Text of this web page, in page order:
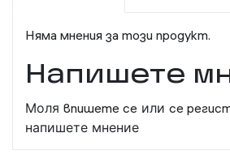
Няма мнения за този продукт.
Напишете
Моля впишете се или се
напишете мнение